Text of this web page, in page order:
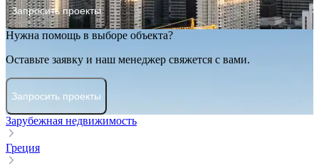
Запросить проекты
Нужна помощь в выборе объекта?
Оставьте заявку и наш менеджер свяжется с вами.
Запросить проекты
Зарубежная недвижимость
Греция